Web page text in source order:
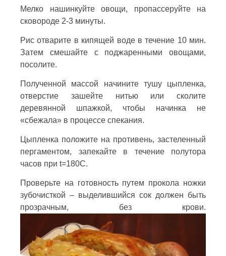
Мелко нашинкуйте овощи, пропассеруйте на
сковороде 2-3 минуты.
Рис отварите в кипящей воде в течение 10 мин.
Затем смешайте с поджаренными овощами,
посолите.
Полученной массой начините тушу цыпленка,
отверстие зашейте нитью или сколите
деревянной шпажкой, чтобы начинка не
«сбежала» в процессе спекания.
Цыпленка положите на противень, застеленный
пергаментом, запекайте в течение полутора
часов при t=180С.
Проверьте на готовность путем прокола ножки
зубочисткой – выделившийся сок должен быть
прозрачным, без крови.